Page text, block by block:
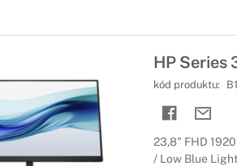
HP Series
kód produktu:
23,8" FHD
/ Low Blue